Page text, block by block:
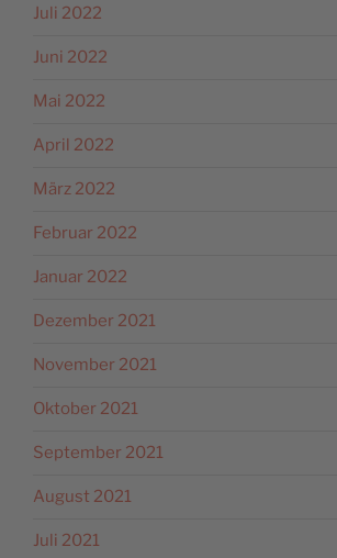
Juli 2022
Juni 2022
Mai 2022
April 2022
März 2022
Februar 2022
Januar 2022
Dezember 2021
November 2021
Oktober 2021
September 2021
August 2021
Juli 2021